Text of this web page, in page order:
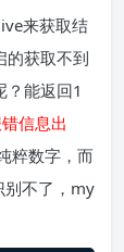
来获取结
的获取不到
能返回1
信息出
粹数字，而
别不了，my